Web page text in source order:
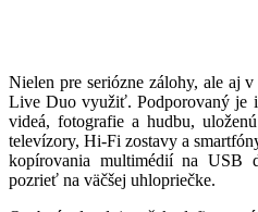
Nielen pre seriózne zálohy, ale aj
Live Duo využiť. Podporovaný je
videá, fotografie a hudbu,
televízory, Hi-Fi zostavy a
kopírovania multimédií na USB
pozrieť na väčšej uhlopriečke.